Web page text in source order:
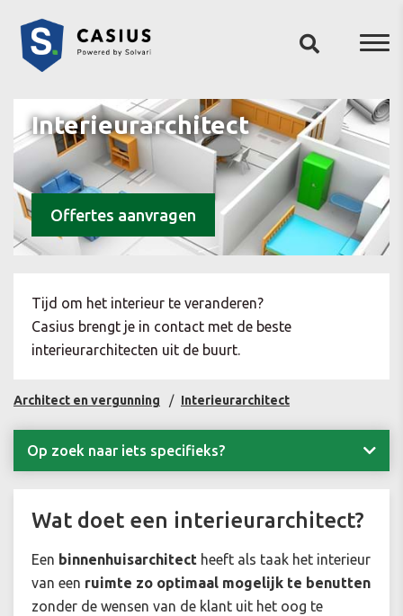
Interieurarchitect
Offertes aanvragen
Tijd om het interieur te veranderen?
Casius brengt je in contact met de beste
interieurarchitecten uit de buurt.
Architect en vergunning Interieurarchitect
Op zoek naar iets specifieks?
Wat doet een interieurarchitect?
Een binnenhuisarchitect heeft als taak het interieur
van een ruimte zo optimaal mogelijk te benutten
zonder de wensen van de klant uit het oog te